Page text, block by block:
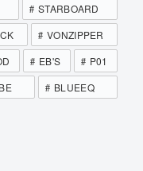
STARBOARD
VONZIPPER
EB'S
P01
BLUEEQ